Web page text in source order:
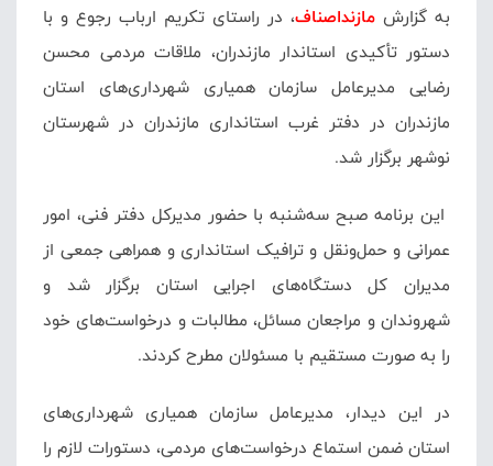
به گزارش مازنداصناف، در راستای تکریم ارباب رجوع و با
دستور تأکیدی استاندار مازندران، ملاقات مردمی محسن
رضایی مدیرعامل سازمان همیاری شهرداری‌های استان
مازندران در دفتر غرب استانداری مازندران در شهرستان
نوشهر برگزار شد.
این برنامه صبح سه‌شنبه با حضور مدیرکل دفتر فنی، امور
عمرانی و حمل‌ونقل و ترافیک استانداری و همراهی جمعی از
مدیران کل دستگاه‌های اجرایی استان برگزار شد و
شهروندان و مراجعان مسائل، مطالبات و درخواست‌های خود
را به صورت مستقیم با مسئولان مطرح کردند.
در این دیدار، مدیرعامل سازمان همیاری شهرداری‌های
استان ضمن استماع درخواست‌های مردمی، دستورات لازم را